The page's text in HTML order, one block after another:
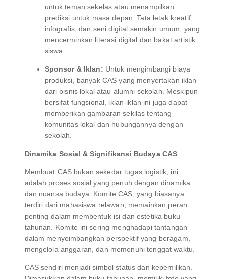
untuk teman sekelas atau menampilkan
prediksi untuk masa depan. Tata letak kreatif,
infografis, dan seni digital semakin umum, yang
mencerminkan literasi digital dan bakat artistik
siswa.
Sponsor & Iklan: Untuk mengimbangi biaya
produksi, banyak CAS yang menyertakan iklan
dari bisnis lokal atau alumni sekolah. Meskipun
bersifat fungsional, iklan-iklan ini juga dapat
memberikan gambaran sekilas tentang
komunitas lokal dan hubungannya dengan
sekolah.
Dinamika Sosial & Signifikansi Budaya CAS
Membuat CAS bukan sekedar tugas logistik; ini
adalah proses sosial yang penuh dengan dinamika
dan nuansa budaya. Komite CAS, yang biasanya
terdiri dari mahasiswa relawan, memainkan peran
penting dalam membentuk isi dan estetika buku
tahunan. Komite ini sering menghadapi tantangan
dalam menyeimbangkan perspektif yang beragam,
mengelola anggaran, dan memenuhi tenggat waktu.
CAS sendiri menjadi simbol status dan kepemilikan.